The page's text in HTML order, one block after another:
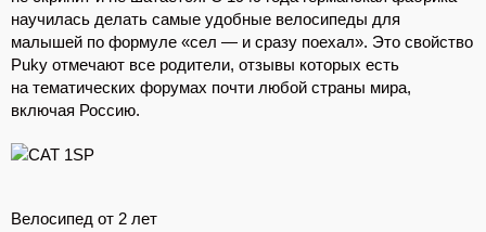
научилась делать самые удобные велосипеды для
малышей по формуле «сел — и сразу поехал». Это свойство
Puky отмечают все родители, отзывы которых есть
на тематических форумах почти любой страны мира,
включая Россию.
Велосипед от 2 лет